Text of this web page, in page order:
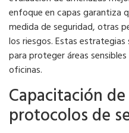
enfoque en capas garantiza
medida de seguridad, otras
los riesgos. Estas
para proteger áreas
oficinas.
Capacitación
protocolos de